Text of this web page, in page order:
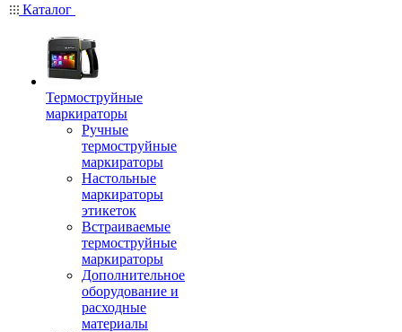
Каталог
Термоструйные
маркираторы
Ручные
термоструйные
маркираторы
Настольные
маркираторы
этикеток
Встраиваемые
термоструйные
маркираторы
Дополнительное
оборудование и
расходные
материалы